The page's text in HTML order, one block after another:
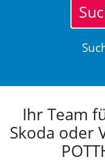
Ihr Team
Skoda oder